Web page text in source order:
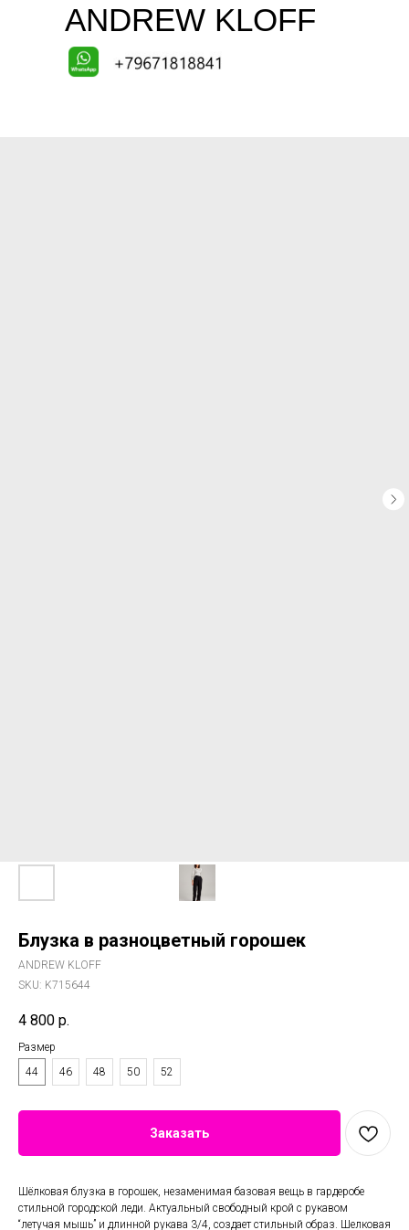
ANDREW KLOFF
Блузка в разноцветный горошек
ANDREW KLOFF
SKU: K715644
4 800 р.
Размер
44
46 48 50 52
Заказать
Шёлковая блузка в горошек, незаменимая базовая вещь в гардеробе
стильной городской леди. Актуальный свободный крой с рукавом
“летучая мышь” и длинной рукава 3/4, создает стильный образ. Шелковая